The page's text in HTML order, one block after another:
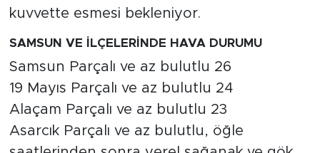
kuvvette esmesi bekleniyor.
SAMSUN VE İLÇELERİNDE HAVA DURUMU
Samsun Parçalı ve az bulutlu 26
19 Mayıs Parçalı ve az bulutlu 24
Alaçam Parçalı ve az bulutlu 23
Asarcık Parçalı ve az bulutlu, öğle